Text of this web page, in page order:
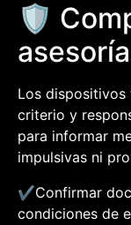
🛡️
Los dispositivos
criterio y
para informar
impulsivas ni
✔️Confirmar
condiciones de